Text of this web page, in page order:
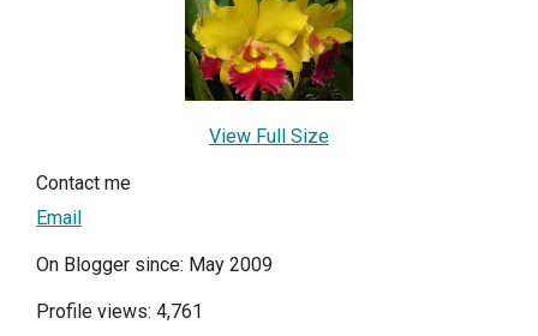
View Full Size
Contact me
Email
On Blogger since: May 2009
Profile views: 4,761